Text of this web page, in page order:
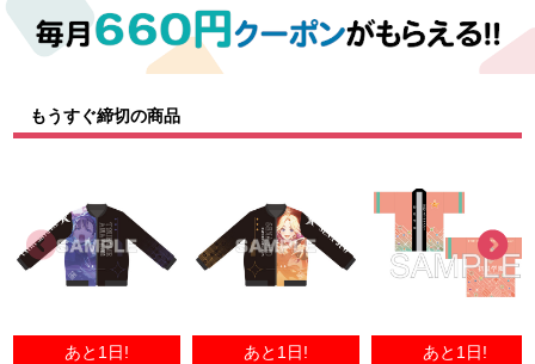
ゲーム 電子書籍
EVENT
ASOBI STAGE
その他先行受付
プレミアム会員とは
アイドルマスター SideM
学園アイドルマスター
テイルズ オブ シリーズ
もうすぐ締切の商品
あと1日! あと1日! あと1日!